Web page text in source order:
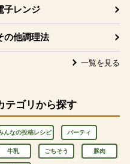
子レンジ
の他調理法
一覧を見る
テゴリから探す
んなの投稿レシピ パーティ
牛乳 ごちそう 豚肉